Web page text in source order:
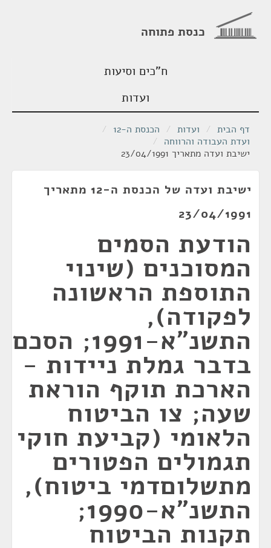
כנסת פתוחה
ח"כים וסיעות
ועדות
דף הבית / ועדות / הכנסת ה-12
/
ועדת העבודה והרווחה /
ישיבת ועדה מתאריך 23/04/1991
ישיבת ועדה של הכנסת ה-12 מתאריך
23/04/1991
הודעת הסמים
המסוכנים (שינוי
התוספת הראשונה
לפקודה),
התשנ"א-1991; הסכם
בדבר גמלת ניידות -
הארכת תוקף הוראת
שעה; צו הביטוח
הלאומי (קביעת חוקי
תגמולים הפטורים
מתשלוםדמי ביטוח),
התשנ"א-1990;
תקנות הביטוח